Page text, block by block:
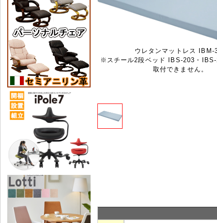
ウレタンマットレス IBM-
※スチール2段ベッド IBS-203・
取付できません。